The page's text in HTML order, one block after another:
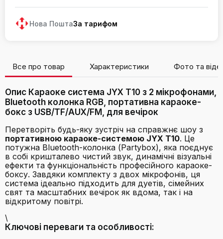
Нова ПоштаЗа тарифом
Все про товар Характеристики Фото та
Опис Караоке система JYX T10 з 2 мікрофонами,
Bluetooth колонка RGB, портативна караоке-
бокс з USB/TF/AUX/FM, для вечірок
Перетворіть будь-яку зустріч на справжнє шоу з
портативною караоке-системою JYX T10. Це
потужна Bluetooth-колонка (Partybox), яка поєднує
в собі кришталево чистий звук, динамічні візуальні
ефекти та функціональність професійного караоке-
боксу. Завдяки комплекту з двох мікрофонів, ця
система ідеально підходить для дуетів, сімейних
свят та масштабних вечірок як вдома, так і на
відкритому повітрі.
\
Ключові переваги та особливості: